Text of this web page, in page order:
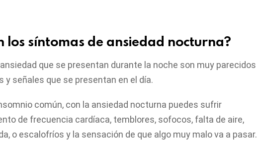
los síntomas de ansiedad nocturna?
que se presentan durante la noche son muy parecidos
y señales que se presentan en el día.
común, con la ansiedad nocturna puedes sufrir
de frecuencia cardíaca, temblores, sofocos, falta de aire,
o escalofríos y la sensación de que algo muy malo va a pasar.